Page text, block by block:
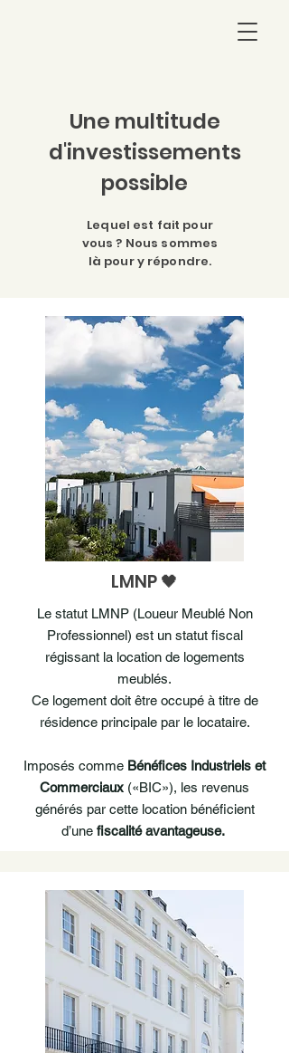
Une multitude
d'investissements
possible
Lequel est fait pour
vous ? Nous sommes
là pour y répondre.
LMNP 🖤
Le statut LMNP (Loueur Meublé Non
Professionnel) est un statut fiscal
régissant la location de logements
meublés.
Ce logement doit être occupé à titre de
résidence principale par le locataire.
Imposés comme Bénéfices Industriels et
Commerciaux («BIC»), les revenus
générés par cette location bénéficient
d’une fiscalité avantageuse.